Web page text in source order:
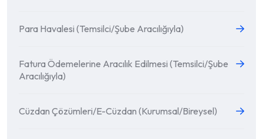
Para Havalesi (Temsilci/Şube Aracılığıyla)
Fatura Ödemelerine Aracılık Edilmesi (Temsilci/Şube
Aracılığıyla)
Cüzdan Çözümleri/E-Cüzdan (Kurumsal/Bireysel)